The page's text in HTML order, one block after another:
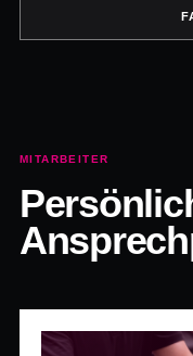
MITARBEITER